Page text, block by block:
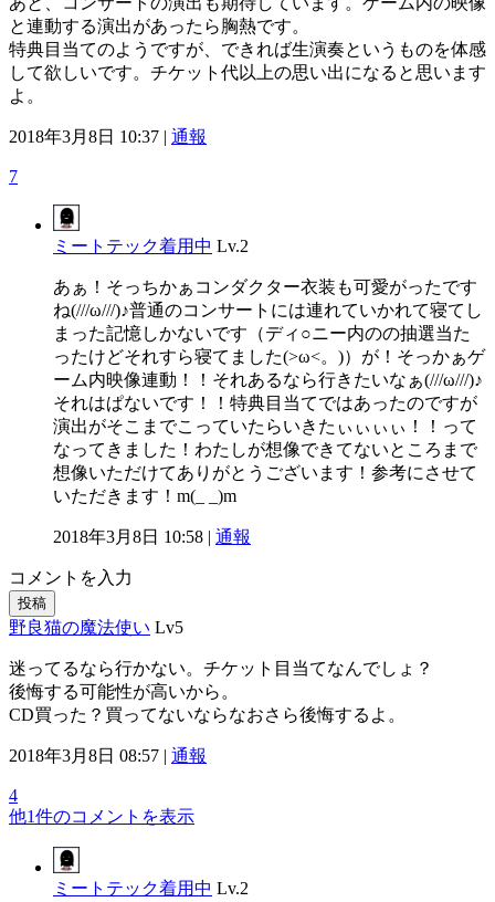
と連動する演出があったら胸熱です。
特典目当てのようですが、できれば生演奏というものを体感
して欲しいです。チケット代以上の思い出になると思います
よ。
2018年3月8日 10:37 | 通報
7
ミートテック着用中 Lv.2
あぁ！そっちかぁコンダクター衣装も可愛がったです
ね(///ω///)♪普通のコンサートには連れていかれて寝てし
まった記憶しかないです（ディ○ニー内のの抽選当た
ったけどそれすら寝てました(>ω<。)）が！そっかぁゲ
ーム内映像連動！！それあるなら行きたいなぁ(///ω///)♪
それはぱないです！！特典目当てではあったのですが
演出がそこまでこっていたらいきたぃぃぃぃ！！って
なってきました！わたしが想像できてないところまで
想像いただけてありがとうございます！参考にさせて
いただきます！m(_ _)m
2018年3月8日 10:58 | 通報
コメントを入力
投稿
野良猫の魔法使い Lv5
迷ってるなら行かない。チケット目当てなんでしょ？
後悔する可能性が高いから。
CD買った？買ってないならなおさら後悔するよ。
2018年3月8日 08:57 | 通報
4
他1件のコメントを表示
ミートテック着用中 Lv.2